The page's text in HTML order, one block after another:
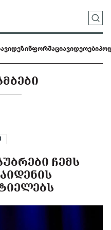
დეზინფორმაციავიდეოები
ᲩᲔᲛᲡ